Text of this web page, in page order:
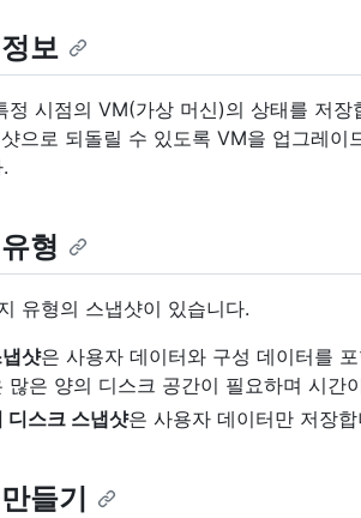
보
정 시점의 VM(가상 머신)의 상태를 저
으로 되돌릴 수 있도록 VM을 업그레이
형
유형의 스냅샷이 있습니다.
샷은 사용자 데이터와 구성 데이터를
많은 양의 디스크 공간이 필요하며 시간
디스크 스냅샷은 사용자 데이터만 저장합
들기